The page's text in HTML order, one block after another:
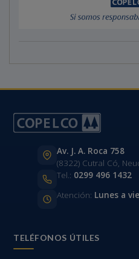
Av. J. A. Roca 758
(8322) Cutral Có,
Tel.: 0299 496 1432
Atención: Lunes a
TELÉFONOS ÚTILES